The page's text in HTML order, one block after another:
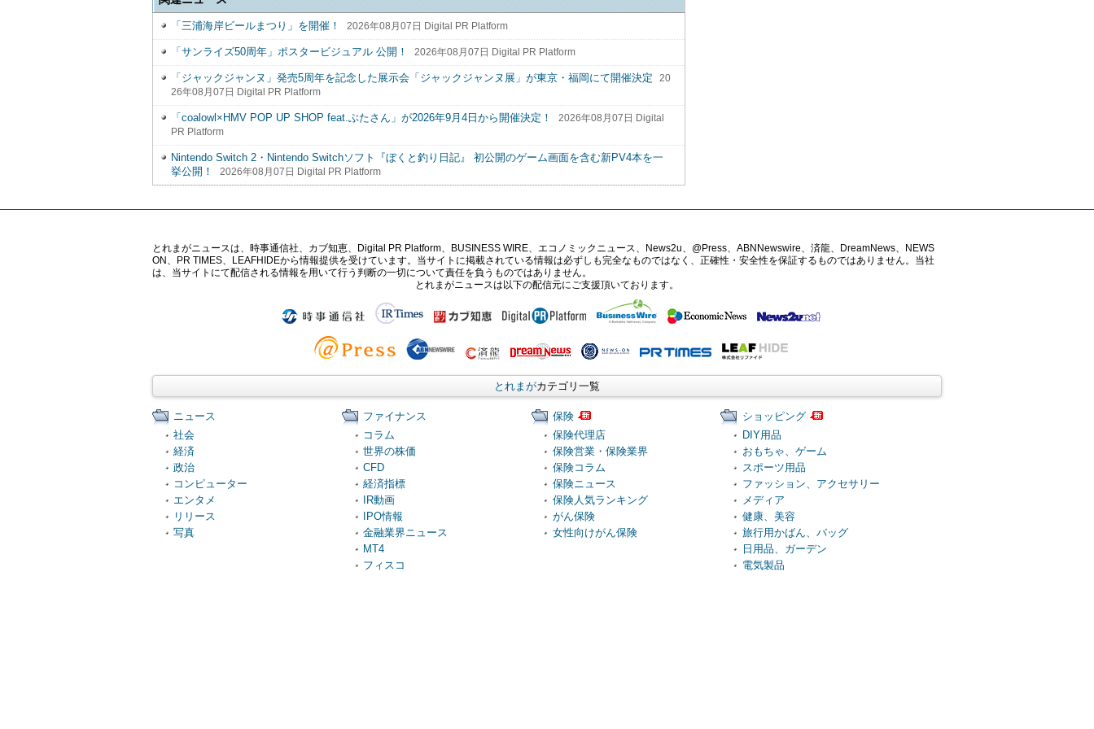
「三浦海岸ビールまつり」を開催！ 2026年08月07日 Digital PR Platform
「サンライズ50周年」ポスタービジュアル 公開！ 2026年08月07日 Digital PR Platform
「ジャックジャンヌ」発売5周年を記念した展示会「ジャックジャンヌ展」が東京・福岡にて開催決定
20
26年08月07日 Digital PR Platform
「coalowl×HMV POP UP SHOP feat.ぶたさん」が2026年9月4日から開催決定！
2026年08月07日 Digital
PR Platform
Nintendo Switch 2・Nintendo Switchソフト『ぼくと釣り日記』 初公開のゲーム画面を含む新PV4本を一
挙公開！
2026年08月07日 Digital PR Platform
とれまがニュースは、時事通信社、カブ知恵、Digital PR Platform、BUSINESS WIRE、エコノミックニュース、News2u、@Press、ABNNewswire、済龍、DreamNews、NEWS
ON、PR TIMES、LEAFHIDEから情報提供を受けています。当サイトに掲載されている情報は必ずしも完全なものではなく、正確性・安全性を保証するものではありません。当社
は、当サイトにて配信される情報を用いて行う判断の一切について責任を負うものではありません。
とれまがニュースは以下の配信元にご支援頂いております。
とれまがカテゴリ一覧
ニュース
社会
経済
政治
コンピューター
エンタメ
リリース
写真
ファイナンス
コラム
世界の株価
CFD
経済指標
IR動画
IPO情報
金融業界ニュース
MT4
フィスコ
保険
保険代理店
保険営業・保険業界
保険コラム
保険ニュース
保険人気ランキング
がん保険
女性向けがん保険
ショッピング
DIY用品
おもちゃ、ゲーム
スポーツ用品
ファッション、アクセサリー
メディア
健康、美容
旅行用かばん、バッグ
日用品、ガーデン
電気製品